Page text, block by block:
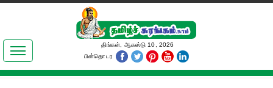
இலக்கியங்கள்
தமிழ் உலகம்
திங்கள், ஆகஸ்டு 10, 2026
பின்தொடர